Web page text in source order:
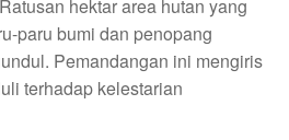
hektar area hutan yang
paru bumi dan penopang
Pemandangan ini mengiris
terhadap kelestarian